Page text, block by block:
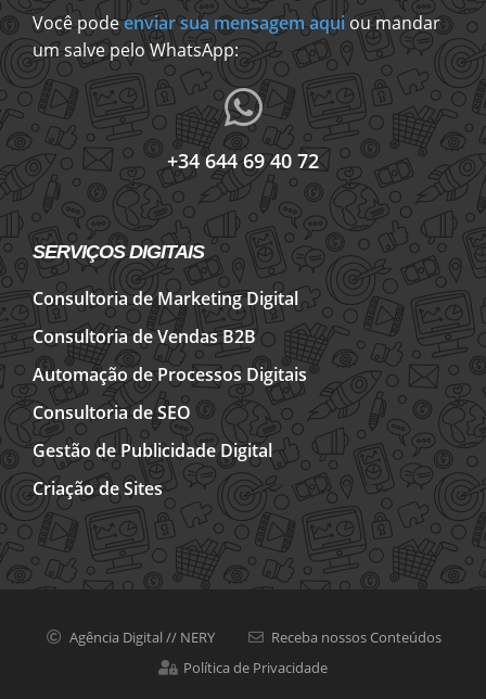
Você podeenviar sua mensagem aqui ou mandar
um salve pelo WhatsApp:
+34 644 69 40 72
SERVIÇOS DIGITAIS
Consultoria de Marketing Digital
Consultoria de Vendas B2B
Automação de Processos Digitais
Consultoria de SEO
Gestão de Publicidade Digital
Criação de Sites
Agência Digital // NERY
Receba nossos Conteúdos
Política de Privacidade